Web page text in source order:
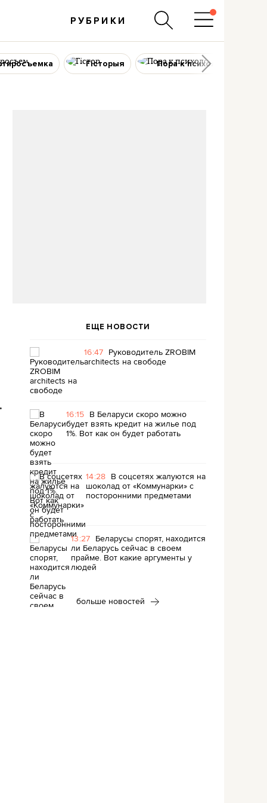
РУБРИКИ
Гісторыя Пора к психологу
ЕЩЕ НОВОСТИ
16:47 Руководитель ZROBIM
architects на свободе
16:15 В Беларуси скоро можно
будет взять кредит на жилье под
1%. Вот как он будет работать
14:28 В соцсетях жалуются на
шоколад от «Коммунарки» с
посторонними предметами
13:27 Беларусы спорят, находится
ли Беларусь сейчас в своем
прайме. Вот какие аргументы у
людей
больше новостей